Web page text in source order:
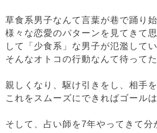
草食系男子なんて言葉が巷で踊り
様々な恋愛のパターンを見てきて
して「少食系」な男子が氾濫して
そんなオトコの行動なんて待って
親しくなり、駆け引きをし、相手
これをスムーズにできればゴールは
そして、占い師を7年やってきて分